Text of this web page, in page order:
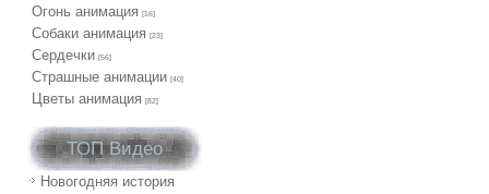
Огонь анимация [16]
Собаки анимация [23]
Сердечки [56]
Страшные анимации [40]
Цветы анимация [82]
ТОП Видео
Новогодняя история